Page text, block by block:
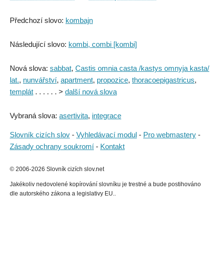
Předchozí slovo: kombajn
Následující slovo: kombi, combi [kombi]
Nová slova: sabbat, Castis omnia casta /kastys omnyja kasta/
lat., nunvářství, apartment, propozice, thoracoepigastricus,
templát . . . . . . > další nová slova
Vybraná slova: asertivita, integrace
Slovník cizích slov - Vyhledávací modul - Pro webmastery -
Zásady ochrany soukromí - Kontakt
© 2006-2026 Slovník cizích slov.net
Jakékoliv nedovolené kopírování slovníku je trestné a bude postihováno
dle autorského zákona a legislativy EU..